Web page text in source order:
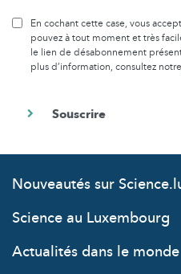
En cochant cette case, vous
pouvez à tout moment et très
le lien de désabonnement
plus d’information, consultez notre
Nouveautés sur
Science au Luxembourg
Actualités dans le monde